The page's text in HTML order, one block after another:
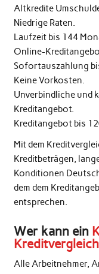
Altkredite
Niedrige Raten.
Laufzeit bis 144
Online-
Sofortauszahlung
Keine Vorkosten.
Unverbindliche und
Kreditangebot.
Kreditangebot bis
Mit dem
Kreditbeträgen,
Konditionen
dem dem
entsprechen.
Wer kann ein
Kreditvergleich
Alle Arbeitnehmer,